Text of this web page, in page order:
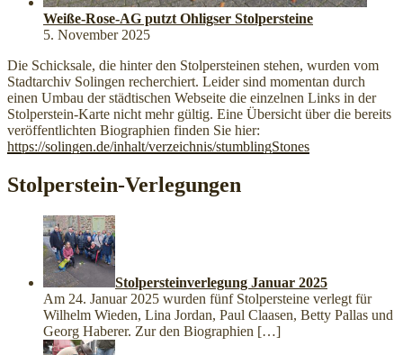
Weiße-Rose-AG putzt Ohligser Stolpersteine
5. November 2025
Die Schicksale, die hinter den Stolpersteinen stehen, wurden vom
Stadtarchiv Solingen recherchiert. Leider sind momentan durch
einen Umbau der städtischen Webseite die einzelnen Links in der
Stolperstein-Karte nicht mehr gültig. Eine Übersicht über die bereits
veröffentlichten Biographien finden Sie hier:
https://solingen.de/inhalt/verzeichnis/stumblingStones
Stolperstein-Verlegungen
Stolpersteinverlegung Januar 2025
Am 24. Januar 2025 wurden fünf Stolpersteine verlegt für
Wilhelm Wieden, Lina Jordan, Paul Claasen, Betty Pallas und
Georg Haberer. Zur den Biographien […]